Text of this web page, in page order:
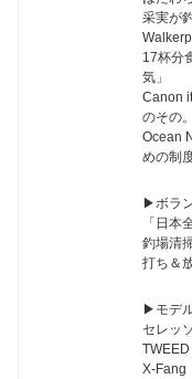
采実が
17杯分
気」
Canon
のその
Ocean
めの制
▶︎ボラ
「日本
釣場清
打ち＆
▶︎モデ
セレッ
X-